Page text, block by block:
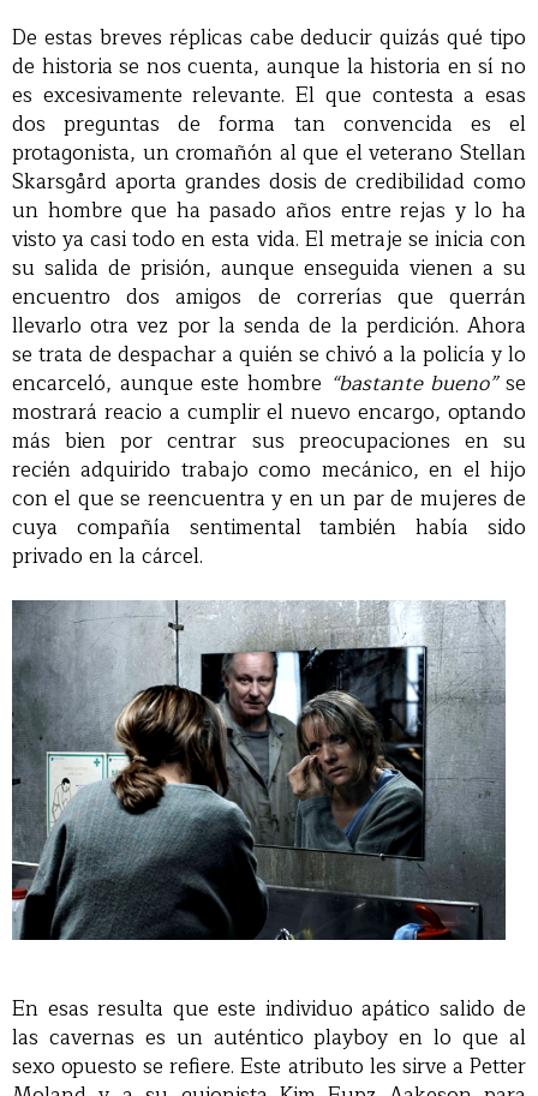
De estas breves réplicas cabe deducir quizás qué tipo
de historia se nos cuenta, aunque la historia en sí no
es excesivamente relevante. El que contesta a esas
dos preguntas de forma tan convencida es el
protagonista, un cromañón al que el veterano Stellan
Skarsgård aporta grandes dosis de credibilidad como
un hombre que ha pasado años entre rejas y lo ha
visto ya casi todo en esta vida. El metraje se inicia con
su salida de prisión, aunque enseguida vienen a su
encuentro dos amigos de correrías que querrán
llevarlo otra vez por la senda de la perdición. Ahora
se trata de despachar a quién se chivó a la policía y lo
encarceló, aunque este hombre “bastante bueno”se
mostrará reacio a cumplir el nuevo encargo, optando
más bien por centrar sus preocupaciones en su
recién adquirido trabajo como mecánico, en el hijo
con el que se reencuentra y en un par de mujeres de
cuya compañía sentimental también había sido
privado en la cárcel.
En esas resulta que este individuo apático salido de
las cavernas es un auténtico playboy en lo que al
sexo opuesto se refiere. Este atributo les sirve a Petter